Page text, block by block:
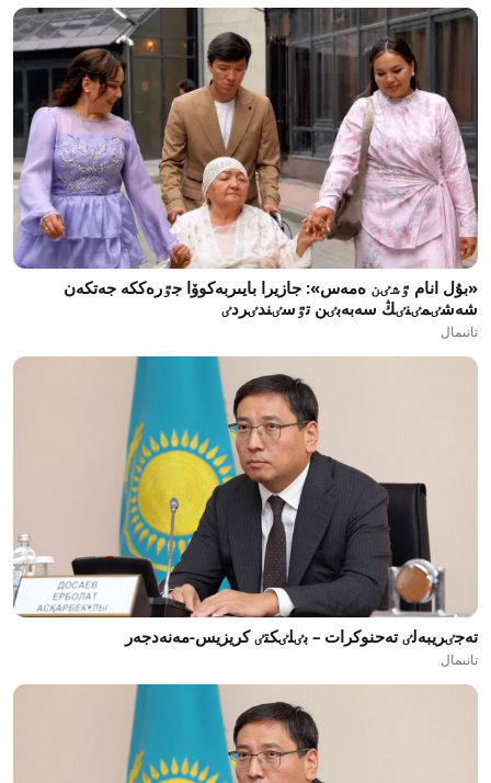
«بۇل انام ٷشٸن ەمەس»: جازيرا بايىربەكوۆا جٷرەككە جەتكەن
شەشٸمٸنٸڭ سەبەبٸن تٷسٸندٸردٸ
تانىمال
تەجٸريبەلٸ تەحنوكرات – بٸلٸكتٸ كريزيس-مەنەدجەر
تانىمال